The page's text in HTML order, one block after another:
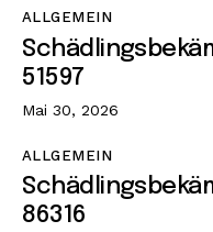
ALLGEMEIN
51597
Mai 30, 2026
ALLGEMEIN
86316